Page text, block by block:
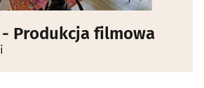
Produkcja filmowa